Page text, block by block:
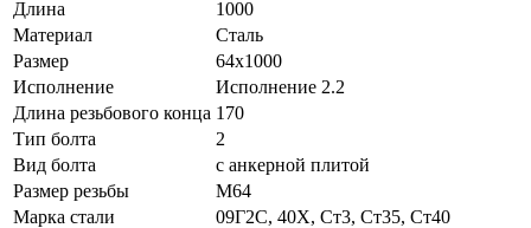
Длина
1000
Материал
Сталь
Размер
64х1000
Исполнение
Исполнение 2.2
Длина резьбового конца 170
Тип болта
2
Вид болта
с анкерной плитой
Размер резьбы
М64
Марка стали
09Г2С, 40Х, Ст3, Ст35, Ст40